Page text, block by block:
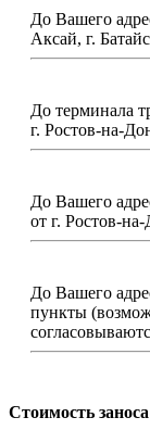
До Вашего
Аксай, г.
До терминала
г. Ростов-на-
До Вашего
от г. Ростов-
До Вашего
пункты
Стоимость заноса